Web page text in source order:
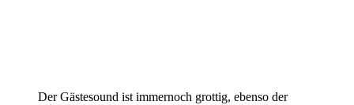
Der Gästesound ist immernoch grottig, ebenso der